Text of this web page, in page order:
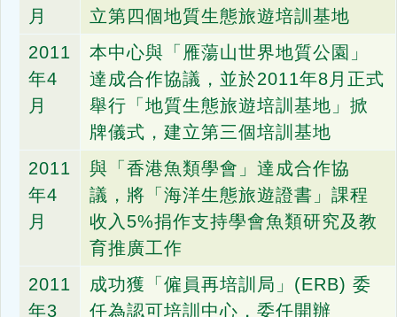
月
立第四個地質生態旅遊培訓基地
2011
年4
月
本中心與「雁蕩山世界地質公園」
達成合作協議，並於2011年8月正式
舉行「地質生態旅遊培訓基地」掀
牌儀式，建立第三個培訓基地
2011
年4
月
與「香港魚類學會」達成合作協
議，將「海洋生態旅遊證書」課程
收入5%捐作支持學會魚類研究及教
育推廣工作
2011
年3
成功獲「僱員再培訓局」(ERB) 委
任為認可培訓中心，委任開辦